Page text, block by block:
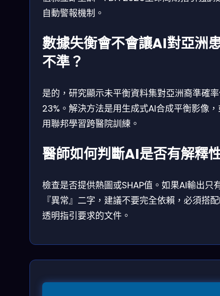
自動警報機制。
數據失衡會不會讓AI對亞洲
不準？
是的，研究顯示未平衡資料集對亞洲裔準確
23%。解決方法是用生成式AI合成平衡影像
用聯邦學習跨醫院訓練。
醫師如何判斷AI是否有解釋
檢查是否提供熱圖或SHAP值。如果AI輸出只
『異常』二字，建議不要完全依賴，必須搭
透明指引要求的文件。